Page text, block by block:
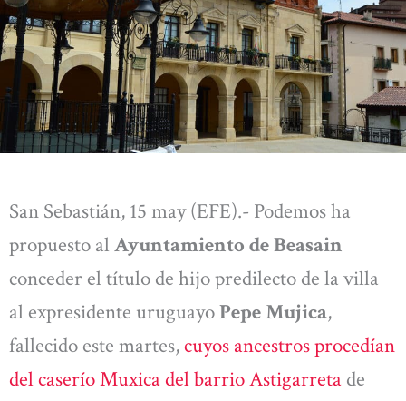
San Sebastián, 15 may (EFE).- Podemos ha
propuesto al Ayuntamiento de Beasain
conceder el título de hijo predilecto de la villa
al expresidente uruguayoPepe Mujica,
fallecido este martes,cuyos ancestros procedían
del caserío Muxica del barrio Astigarreta de